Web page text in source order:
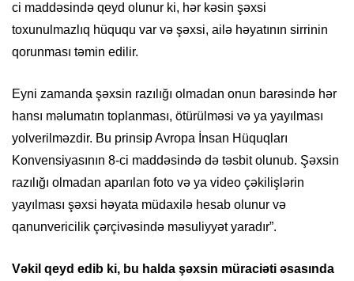
ci maddəsində qeyd olunur ki, hər kəsin şəxsi
toxunulmazlıq hüququ var və şəxsi, ailə həyatının sirrinin
qorunması təmin edilir.
Eyni zamanda şəxsin razılığı olmadan onun barəsində hər
hansı məlumatın toplanması, ötürülməsi və ya yayılması
yolverilməzdir. Bu prinsip Avropa İnsan Hüquqları
Konvensiyasının 8-ci maddəsində də təsbit olunub. Şəxsin
razılığı olmadan aparılan foto və ya video çəkilişlərin
yayılması şəxsi həyata müdaxilə hesab olunur və
qanunvericilik çərçivəsində məsuliyyət yaradır”.
Vəkil qeyd edib ki, bu halda şəxsin müraciəti əsasında